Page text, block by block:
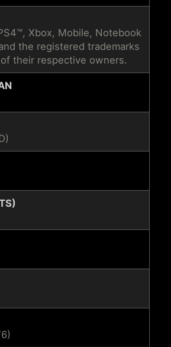
Xbox, Mobile, Notebook
the registered trademarks
their respective owners.